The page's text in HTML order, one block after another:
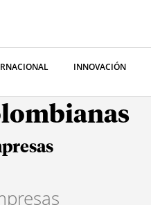
INNOVACIÓN